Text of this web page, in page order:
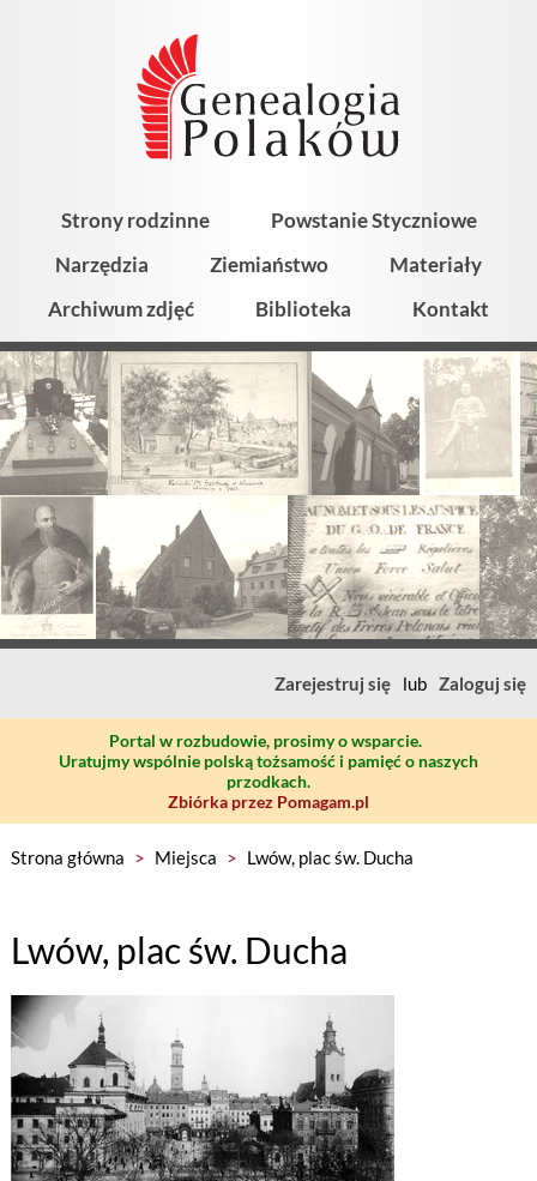
Strony rodzinne
Powstanie Styczniowe
Narzędzia
Ziemiaństwo
Materiały
Archiwum zdjęć
Biblioteka Kontakt
Zarejestruj się lub Zaloguj się
Portal w rozbudowie, prosimy o wsparcie.
Uratujmy wspólnie polską tożsamość i pamięć o naszych
przodkach.
Zbiórka przez Pomagam.pl
Strona główna > Miejsca > Lwów, plac św. Ducha
Lwów, plac św. Ducha